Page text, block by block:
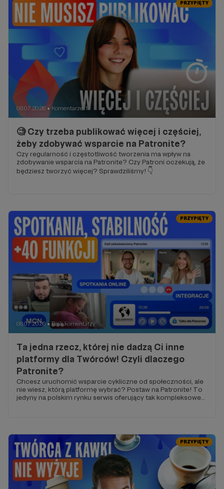
PRZYPIĘTY
08.07.2026 ● Komentarze: 1
🧐 Czy trzeba publikować więcej i częściej,
żeby zdobywać wsparcie na Patronite?
Czy regularność i częstotliwość tworzenia ma wpływ na
zdobywanie wsparcia na Patronite? Czy Patroni oczekują, że
będziesz tworzyć więcej? Sprawdziliśmy! 👇
PRZYPIĘTY
08.07.2026 ● Brak komentarzy
Ta jedna rzecz, której nie dadzą Ci inne
platformy dla Twórców! Czyli dlaczego
Patronite?
Chcesz uruchomić wsparcie cykliczne od społeczności, ale
nie wiesz, którą platformę wybrać? Postaw na Patronite! To
jedyny na polskim rynku serwis oferujący tak kompleksowe
PRZYPIĘTY